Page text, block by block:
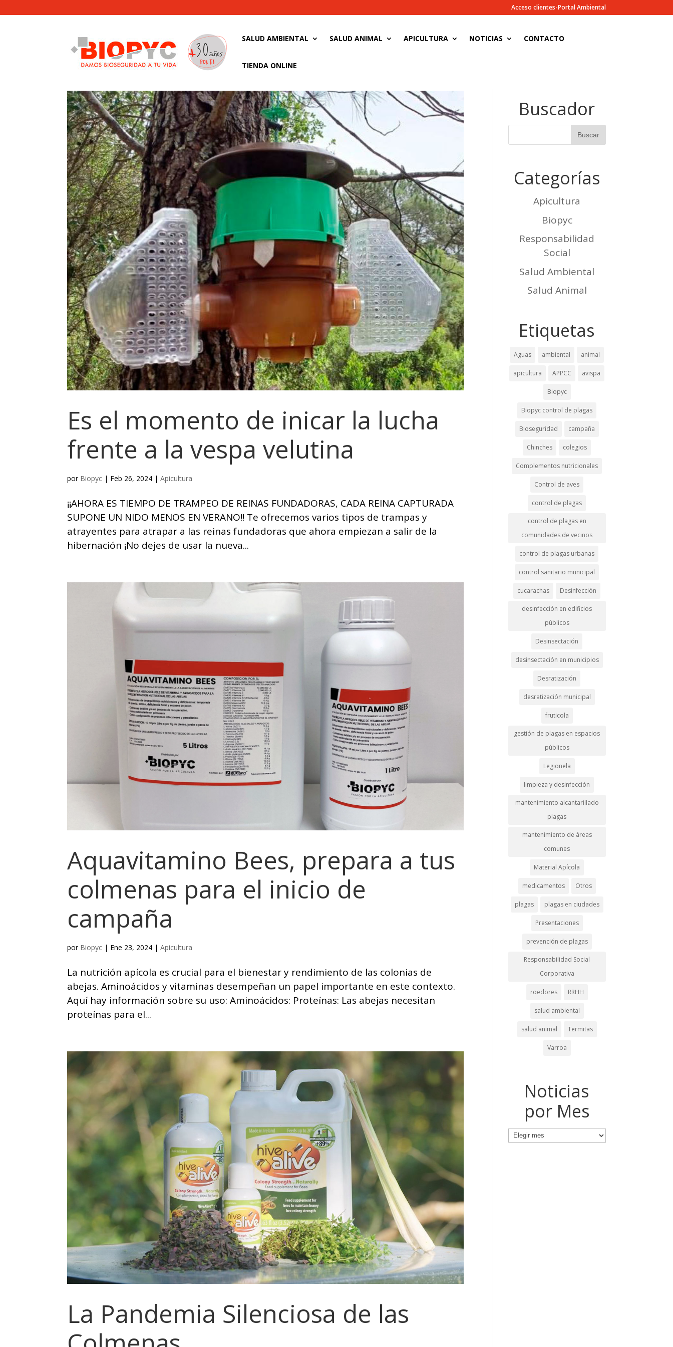
Acceso clientes-Portal Ambiental
SALUD AMBIENTAL SALUD ANIMAL APICULTURA NOTICIAS CONTACTO
TIENDA ONLINE
Es el momento de inicar la lucha
frente a la vespa velutina
por Biopyc | Feb 26, 2024 |Apicultura
¡¡AHORA ES TIEMPO DE TRAMPEO DE REINAS FUNDADORAS, CADA REINA CAPTURADA
SUPONE UN NIDO MENOS EN VERANO!! Te ofrecemos varios tipos de trampas y
atrayentes para atrapar a las reinas fundadoras que ahora empiezan a salir de la
hibernación ¡No dejes de usar la nueva...
Aquavitamino Bees, prepara a tus
colmenas para el inicio de
campaña
por Biopyc | Ene 23, 2024 |Apicultura
La nutrición apícola es crucial para el bienestar y rendimiento de las colonias de
abejas. Aminoácidos y vitaminas desempeñan un papel importante en este contexto.
Aquí hay información sobre su uso: Aminoácidos: Proteínas: Las abejas necesitan
proteínas para el...
La Pandemia Silenciosa de las
Buscador
Categorías
Apicultura
Biopyc
Responsabilidad
Social
Salud Ambiental
Salud Animal
Etiquetas
Aguas ambiental animal
apicultura APPCC avispa
Biopyc
Biopyc control de plagas
Bioseguridad campaña
Chinches colegios
Complementos nutricionales
Control de aves
control de plagas
control de plagas en
comunidades de vecinos
control de plagas urbanas
control sanitario municipal
cucarachas Desinfección
desinfección en edificios
públicos
Desinsectación
desinsectación en municipios
Desratización
desratización municipal
fruticola
gestión de plagas en espacios
públicos
Legionela
limpieza y desinfección
mantenimiento alcantarillado
plagas
mantenimiento de áreas
comunes
Material Apícola
medicamentos Otros
plagas plagas en ciudades
Presentaciones
prevención de plagas
Responsabilidad Social
Corporativa
roedores RRHH
salud ambiental
salud animal Termitas
Varroa
Noticias
por Mes
Noticias